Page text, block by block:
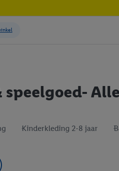
speelgoed-
Kinderkleding 2-8 jaar